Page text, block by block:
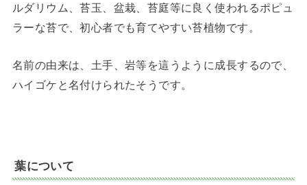
ルダリウム、苔玉、盆栽、苔庭等に良く使われるポピュ
ラーな苔で、初心者でも育てやすい苔植物です。
名前の由来は、土手、岩等を這うように成長するので、
ハイゴケと名付けられたそうです。
葉について